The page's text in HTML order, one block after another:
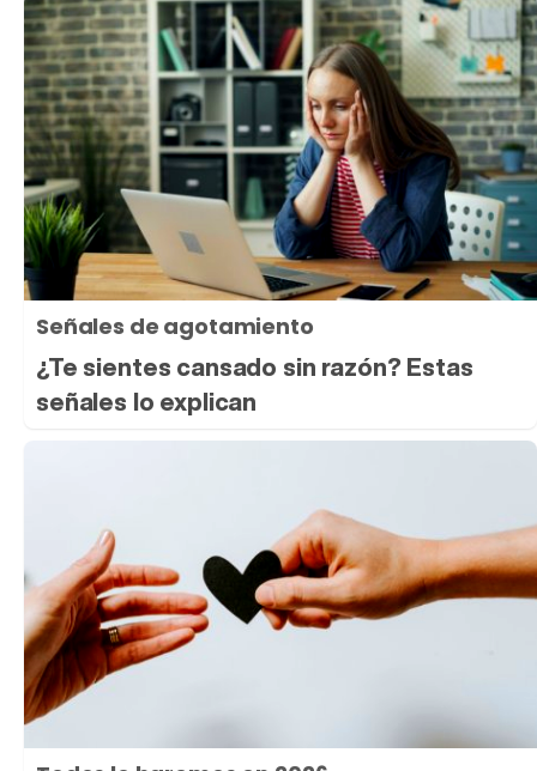
Señales de agotamiento
¿Te sientes cansado sin razón? Estas
señales lo explican